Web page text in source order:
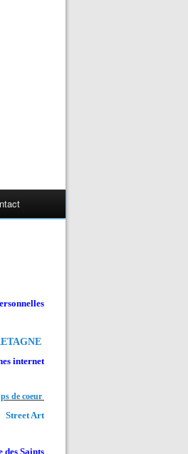
internet
de coeur
Street Art
des Saints